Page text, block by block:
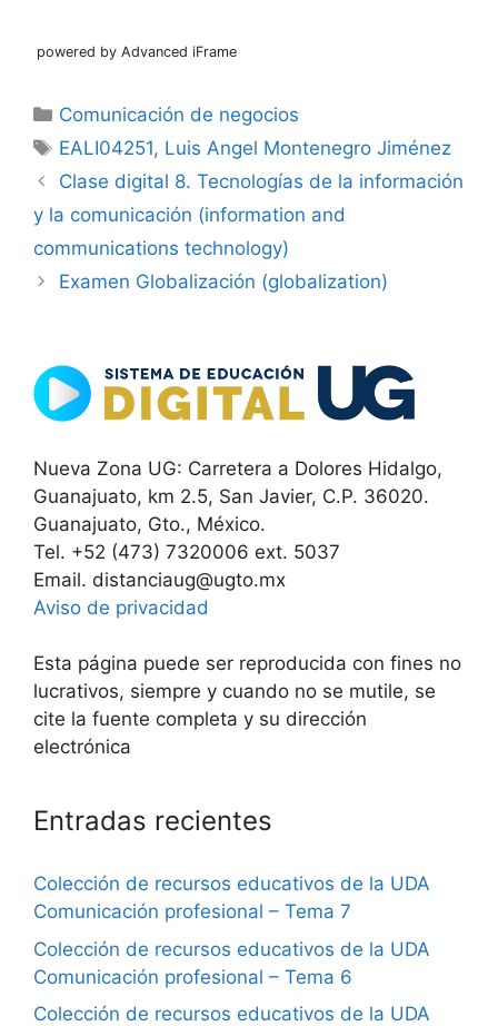
powered by Advanced iFrame
Categorías
Comunicación de negocios
Etiquetas
EALI04251, Luis Angel Montenegro Jiménez
Clase digital 8. Tecnologías de la información
y la comunicación (information and
communications technology)
Examen Globalización (globalization)
Nueva Zona UG: Carretera a Dolores Hidalgo,
Guanajuato, km 2.5, San Javier, C.P. 36020.
Guanajuato, Gto., México.
Tel. +52 (473) 7320006 ext. 5037
Email. distanciaug@ugto.mx
Aviso de privacidad
Esta página puede ser reproducida con fines no
lucrativos, siempre y cuando no se mutile, se
cite la fuente completa y su dirección
electrónica
Entradas recientes
Colección de recursos educativos de la UDA
Comunicación profesional – Tema 7
Colección de recursos educativos de la UDA
Comunicación profesional – Tema 6
Colección de recursos educativos de la UDA